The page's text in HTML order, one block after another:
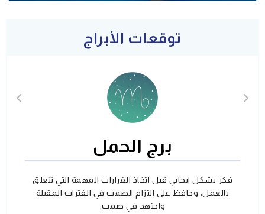
توقعات الأبراج
برج الحمل
فكر بشكل ايجابي قبل اتخاذ القرارات المهمة التي تتعلق
بالعمل، وحافظ على التزام الصمت في الفترات المقبلة
واجتهد في صمت.